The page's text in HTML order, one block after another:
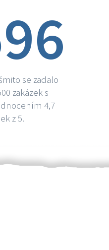
se zadalo
zakázek s
4,7
z 5.